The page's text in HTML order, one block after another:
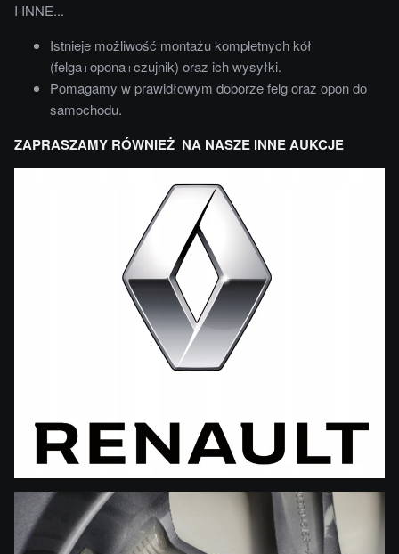
I INNE...
Istnieje możliwość montażu kompletnych kół
(felga+opona+czujnik) oraz ich wysyłki.
Pomagamy w prawidłowym doborze felg oraz opon do
samochodu.
ZAPRASZAMY RÓWNIEŻ NA NASZE INNE AUKCJE